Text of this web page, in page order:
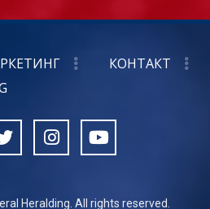
КОНТАКТ
Heralding. All rights reserved.